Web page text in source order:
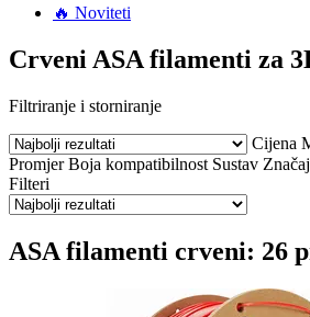
🔥 Noviteti
Crveni ASA filamenti za
Filtriranje i storniranje
Cijena
Promjer Boja kompatibilnost Sustav
Filteri
ASA filamenti crveni: 26